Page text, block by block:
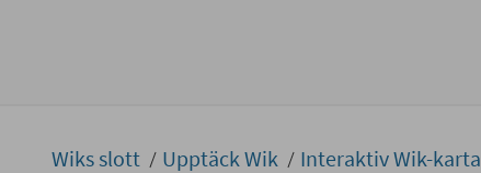
Wiks slott Upptäck Wik Interaktiv Wik-karta